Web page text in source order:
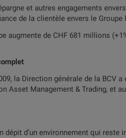
et autres engagements
de la clientèle envers le Groupe
augmente de CHF 681 millions
la Direction générale de la BCV
Asset Management & Trading, et
dépit d’un environnement qui